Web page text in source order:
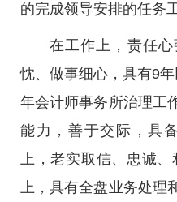
的完成领导安排的任务
在工作上，责任
忱、做事细心，具有9
年会计师事务所治理工
能力，善于交际，具
上，老实取信、忠诚
上，具有全盘业务处理